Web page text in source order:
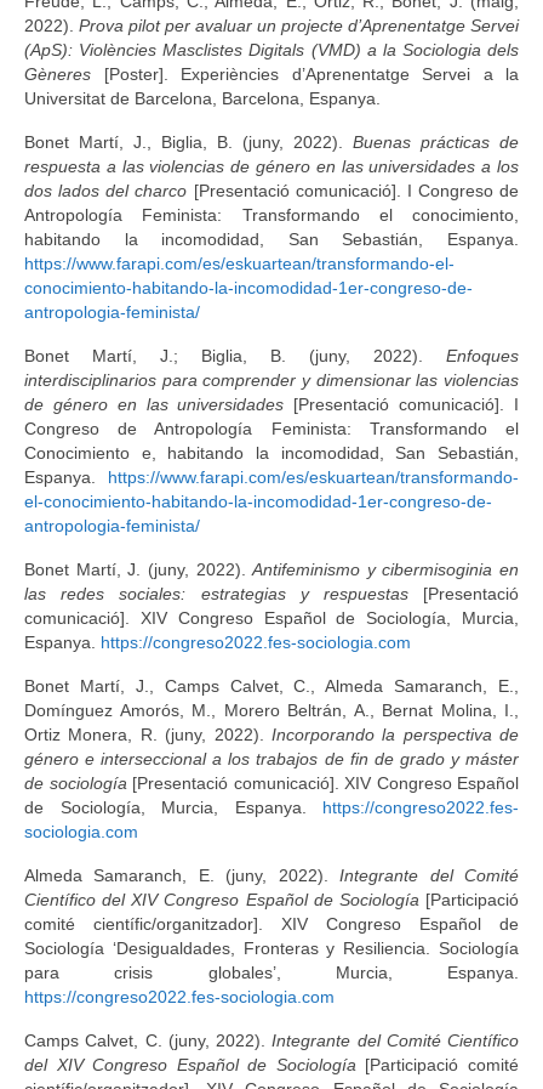
2022). Prova pilot per avaluar un projecte d’Aprenentatge Servei
(ApS): Violències Masclistes Digitals (VMD) a la Sociologia dels
Gèneres [Poster]. Experiències d’Aprenentatge Servei a la
Universitat de Barcelona, Barcelona, Espanya.
Bonet Martí, J., Biglia, B. (juny, 2022). Buenas prácticas de
respuesta a las violencias de género en las universidades a los
dos lados del charco [Presentació comunicació]. I Congreso de
Antropología Feminista: Transformando el conocimiento,
habitando la incomodidad, San Sebastián, Espanya.
https://www.farapi.com/es/eskuartean/transformando-el-
conocimiento-habitando-la-incomodidad-1er-congreso-de-
antropologia-feminista/
Bonet Martí, J.; Biglia, B. (juny, 2022). Enfoques
interdisciplinarios para comprender y dimensionar las violencias
de género en las universidades [Presentació comunicació]. I
Congreso de Antropología Feminista: Transformando el
Conocimiento e, habitando la incomodidad, San Sebastián,
Espanya. https://www.farapi.com/es/eskuartean/transformando-
el-conocimiento-habitando-la-incomodidad-1er-congreso-de-
antropologia-feminista/
Bonet Martí, J. (juny, 2022).Antifeminismo y cibermisoginia en
las redes sociales: estrategias y respuestas[Presentació
comunicació]. XIV Congreso Español de Sociología, Murcia,
Espanya. https://congreso2022.fes-sociologia.com
Bonet Martí, J., Camps Calvet, C., Almeda Samaranch, E.,
Domínguez Amorós, M., Morero Beltrán, A., Bernat Molina, I.,
Ortiz Monera, R. (juny, 2022). Incorporando la perspectiva de
género e interseccional a los trabajos de fin de grado y máster
de sociología [Presentació comunicació]. XIV Congreso Español
de Sociología, Murcia, Espanya. https://congreso2022.fes-
sociologia.com
Almeda Samaranch, E. (juny, 2022).Integrante del Comité
Científico del XIV Congreso Español de Sociología [Participació
comité científic/organitzador]. XIV Congreso Español de
Sociología ‘Desigualdades, Fronteras y Resiliencia. Sociología
para crisis globales’, Murcia, Espanya.
https://congreso2022.fes-sociologia.com
Camps Calvet, C. (juny, 2022).Integrante del Comité Científico
del XIV Congreso Español de Sociología [Participació comité